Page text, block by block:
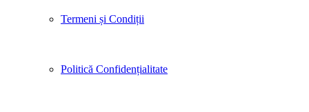
Termeni și Condiții
Politică Confidențialitate